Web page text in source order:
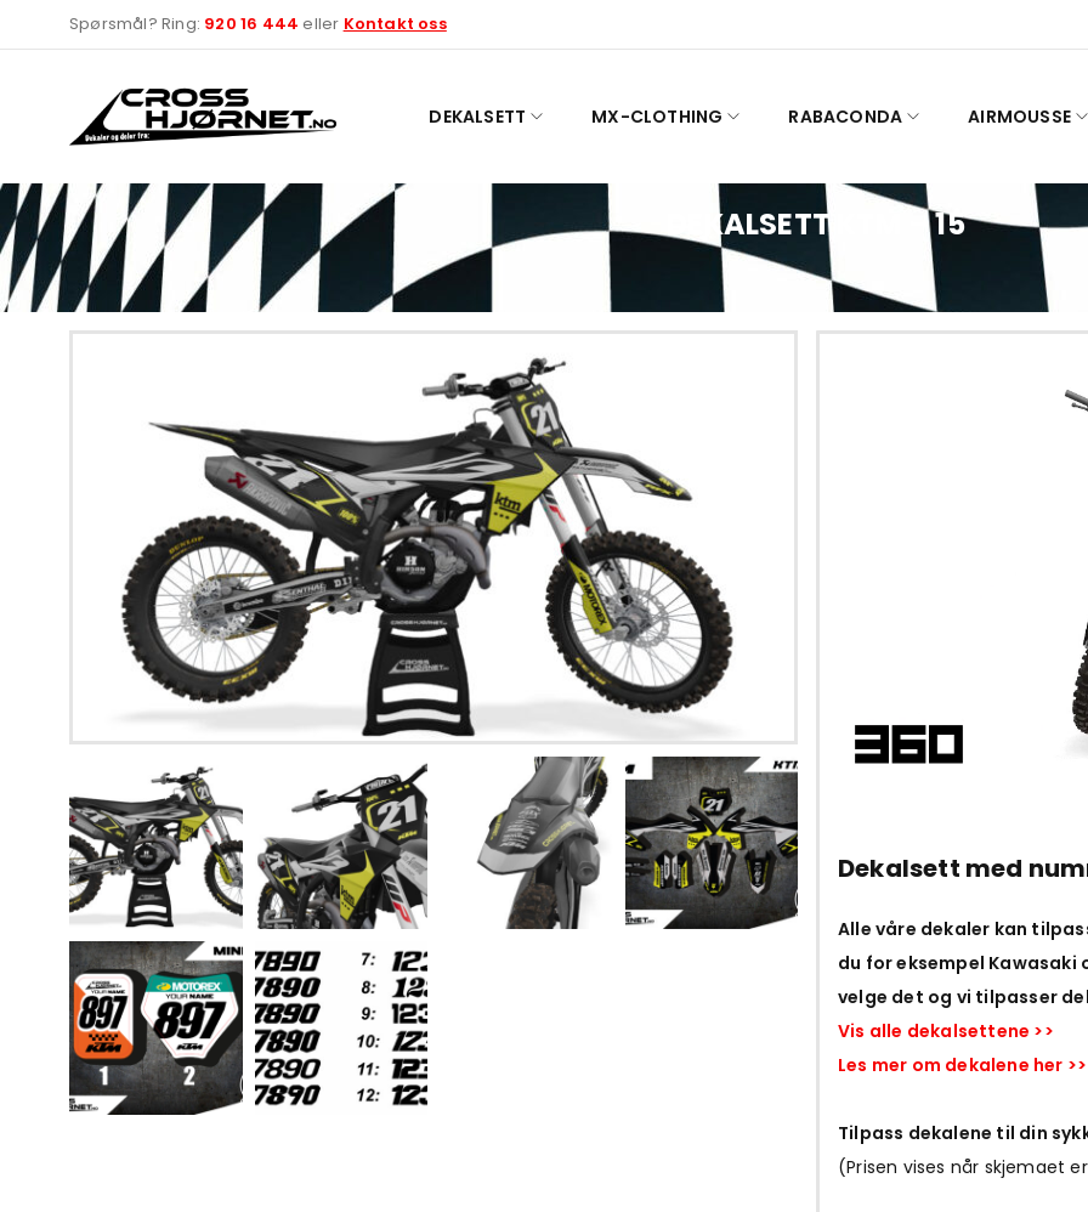
Spørsmål? Ring: 920 16 444 eller Kontakt oss
DEKALSETT MX-CLOTHING RABACONDA AIRMOUSSE
DEKALSETT KTM – 15
Dekalsett med
Alle våre dekaler kan
du for eksempel Kawasaki
velge det og vi tilpasser
Vis alle dekalsettene >>
Les mer om dekalene her >>
Tilpass dekalene til din
(Prisen vises når skjemaet